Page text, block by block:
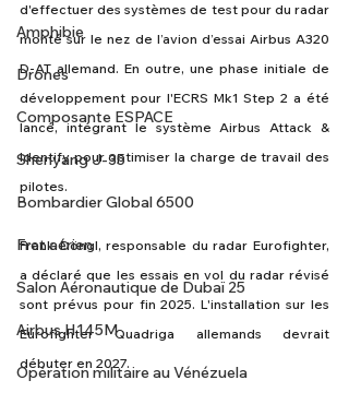
Amphibie
Drones
Composante ESPACE
Shenyang J-35
Bombardier Global 6500
Fret aérien
Salon Aéronautique de Dubaï 25
Airbus H145M
Opération militaire au Vénézuela
d'effectuer des systèmes de test pour du radar
monté sur le nez de l’avion d’essai Airbus A320
D-AT allemand. En outre, une phase initiale de
développement pour l'ECRS Mk1 Step 2 a été
lancé, intégrant le système Airbus Attack &
Identify pour optimiser la charge de travail des
pilotes.
Frank Döngl, responsable du radar Eurofighter,
a déclaré que les essais en vol du radar révisé
sont prévus pour fin 2025. L'installation sur les
Eurofighter Quadriga allemands devrait
débuter en 2027.